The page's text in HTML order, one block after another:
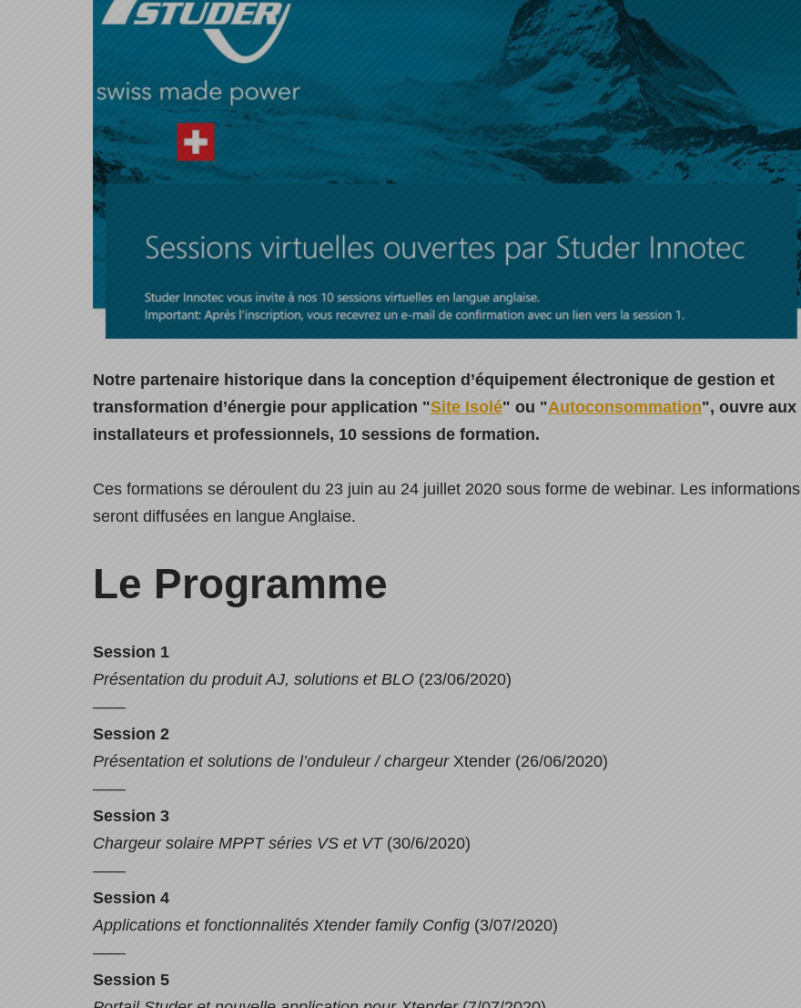
Notre partenaire historique dans la conception d’équipement électronique de gestion et
transformation d’énergie pour application "Site Isolé" ou "Autoconsommation", ouvre aux
installateurs et professionnels, 10 sessions de formation.
Ces formations se déroulent du 23 juin au 24 juillet 2020 sous forme de webinar. Les informations
seront diffusées en langue Anglaise.
Le Programme
Session 1
Présentation du produit AJ, solutions et BLO (23/06/2020)
——
Session 2
Présentation et solutions de l’onduleur / chargeurXtender (26/06/2020)
——
Session 3
Chargeur solaire MPPT séries VS et VT(30/6/2020)
——
Session 4
Applications et fonctionnalités Xtender family Config (3/07/2020)
——
Session 5